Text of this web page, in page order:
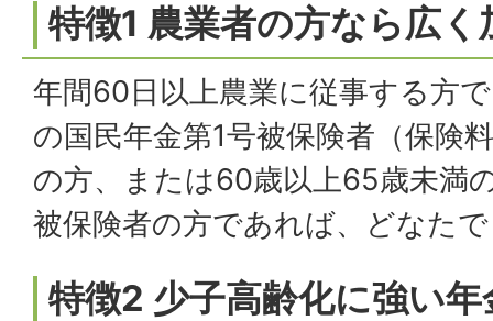
特徴1 農業者の方なら広
年間60日以上農業に従事する方
の国民年金第1号被保険者（保険
の方、または60歳以上65歳未満
被保険者の方であれば、どなた
特徴2 少子高齢化に強い